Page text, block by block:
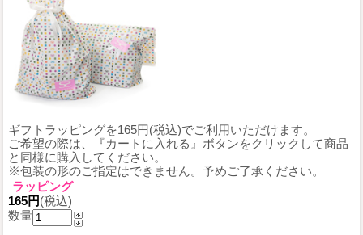
ギフトラッピングを165円(税込)でご利用いただけます。
ご希望の際は、『カートに入れる』ボタンをクリックして商品
と同様に購入してください。
※包装の形のご指定はできません。予めご了承ください。
ラッピング
165円(税込)
数量